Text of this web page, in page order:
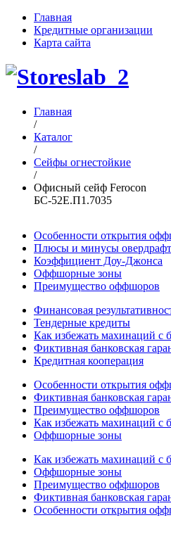
Главная
Кредитные организации
Карта сайта
Главная
/
Каталог
/
Сейфы огнестойкие
/
Офисный сейф Ferocon
БС-52Е.П1.7035
Особенности открытия
Плюсы и минусы
Коэффициент Доу-Джонса
Оффшорные зоны
Преимущество оффшоров
Финансовая
Тендерные кредиты
Как избежать махинаций с
Фиктивная банковская
Кредитная кооперация
Особенности открытия
Фиктивная банковская
Преимущество оффшоров
Как избежать махинаций с
Оффшорные зоны
Как избежать махинаций с
Оффшорные зоны
Преимущество оффшоров
Фиктивная банковская
Особенности открытия